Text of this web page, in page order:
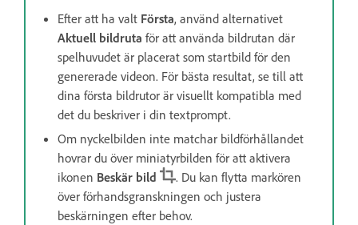
Efter att ha valt Första, använd alternativet
Aktuell bildruta för att använda bildrutan där
spelhuvudet är placerat som startbild för den
genererade videon. För bästa resultat, se till att
dina första bildrutor är visuellt kompatibla med
det du beskriver i din textprompt.
Om nyckelbilden inte matchar bildförhållandet
hovrar du över miniatyrbilden för att aktivera
ikonen Beskär bild
. Du kan flytta markören
över förhandsgranskningen och justera
beskärningen efter behov.